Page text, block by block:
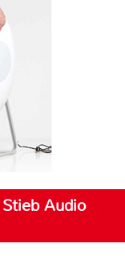
Audio